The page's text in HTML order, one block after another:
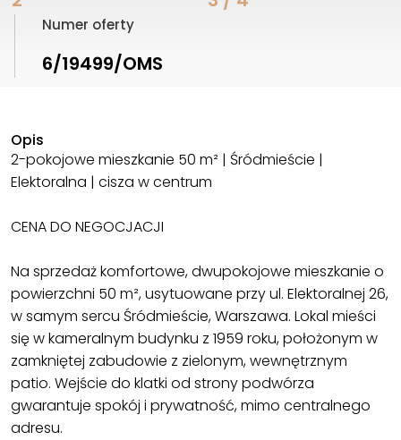
Numer oferty
6/19499/OMS
Opis
2-pokojowe mieszkanie 50 m² | Śródmieście |
Elektoralna | cisza w centrum
CENA DO NEGOCJACJI
Na sprzedaż komfortowe, dwupokojowe mieszkanie o
powierzchni 50 m², usytuowane przy ul. Elektoralnej 26,
w samym sercu Śródmieście, Warszawa. Lokal mieści
się w kameralnym budynku z 1959 roku, położonym w
zamkniętej zabudowie z zielonym, wewnętrznym
patio. Wejście do klatki od strony podwórza
gwarantuje spokój i prywatność, mimo centralnego
adresu.